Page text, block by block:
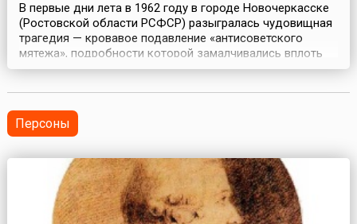
В первые дни лета в 1962 году в городе Новочеркасске
(Ростовской области РСФСР) разыгралась чудовищная
трагедия — кровавое подавление «антисоветского
мятежа», подробности которой замалчивались вплоть
до времен Перестройки. Начало трагическим событиям
Новочеркасска новая продовольственная программа ...
Персоны